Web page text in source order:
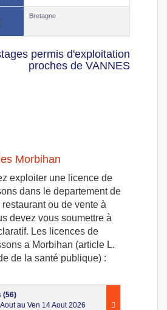
Bretagne
permis d'exploitation
proches de VANNES
Morbihan
exploiter une licence de
dans le departement de
ou de vente à
devez vous soumettre à
Les licences de
a Morbihan (article L.
de la santé publique) :
(56)
au Ven 14 Aout 2026